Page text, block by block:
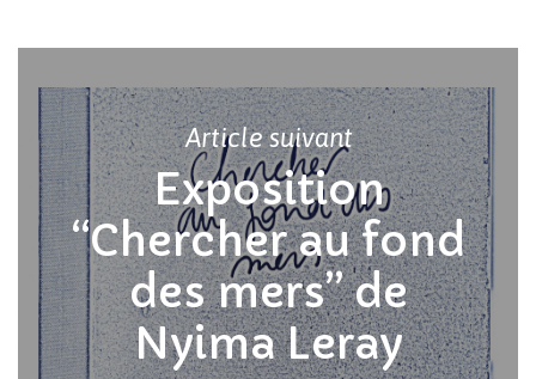
Article suivant
Exposition
“Chercher au fond
des mers” de
Nyima Leray